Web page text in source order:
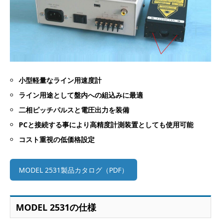
小型軽量なライン用速度計
ライン用途として盤内への組込みに最適
二相ピッチパルスと電圧出力を装備
PCと接続する事により高精度計測装置としても使用可能
コスト重視の低価格設定
MODEL 2531製品カタログ（PDF）
MODEL 2531の仕様